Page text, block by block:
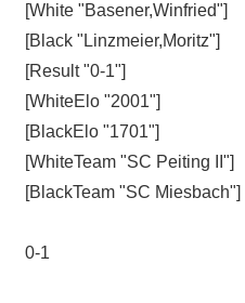
[White "Basener,Winfried"]
[Black "Linzmeier,Moritz"]
[Result "0-1"]
[WhiteElo "2001"]
[BlackElo "1701"]
[WhiteTeam "SC Peiting II"]
[BlackTeam "SC Miesbach"]
0-1